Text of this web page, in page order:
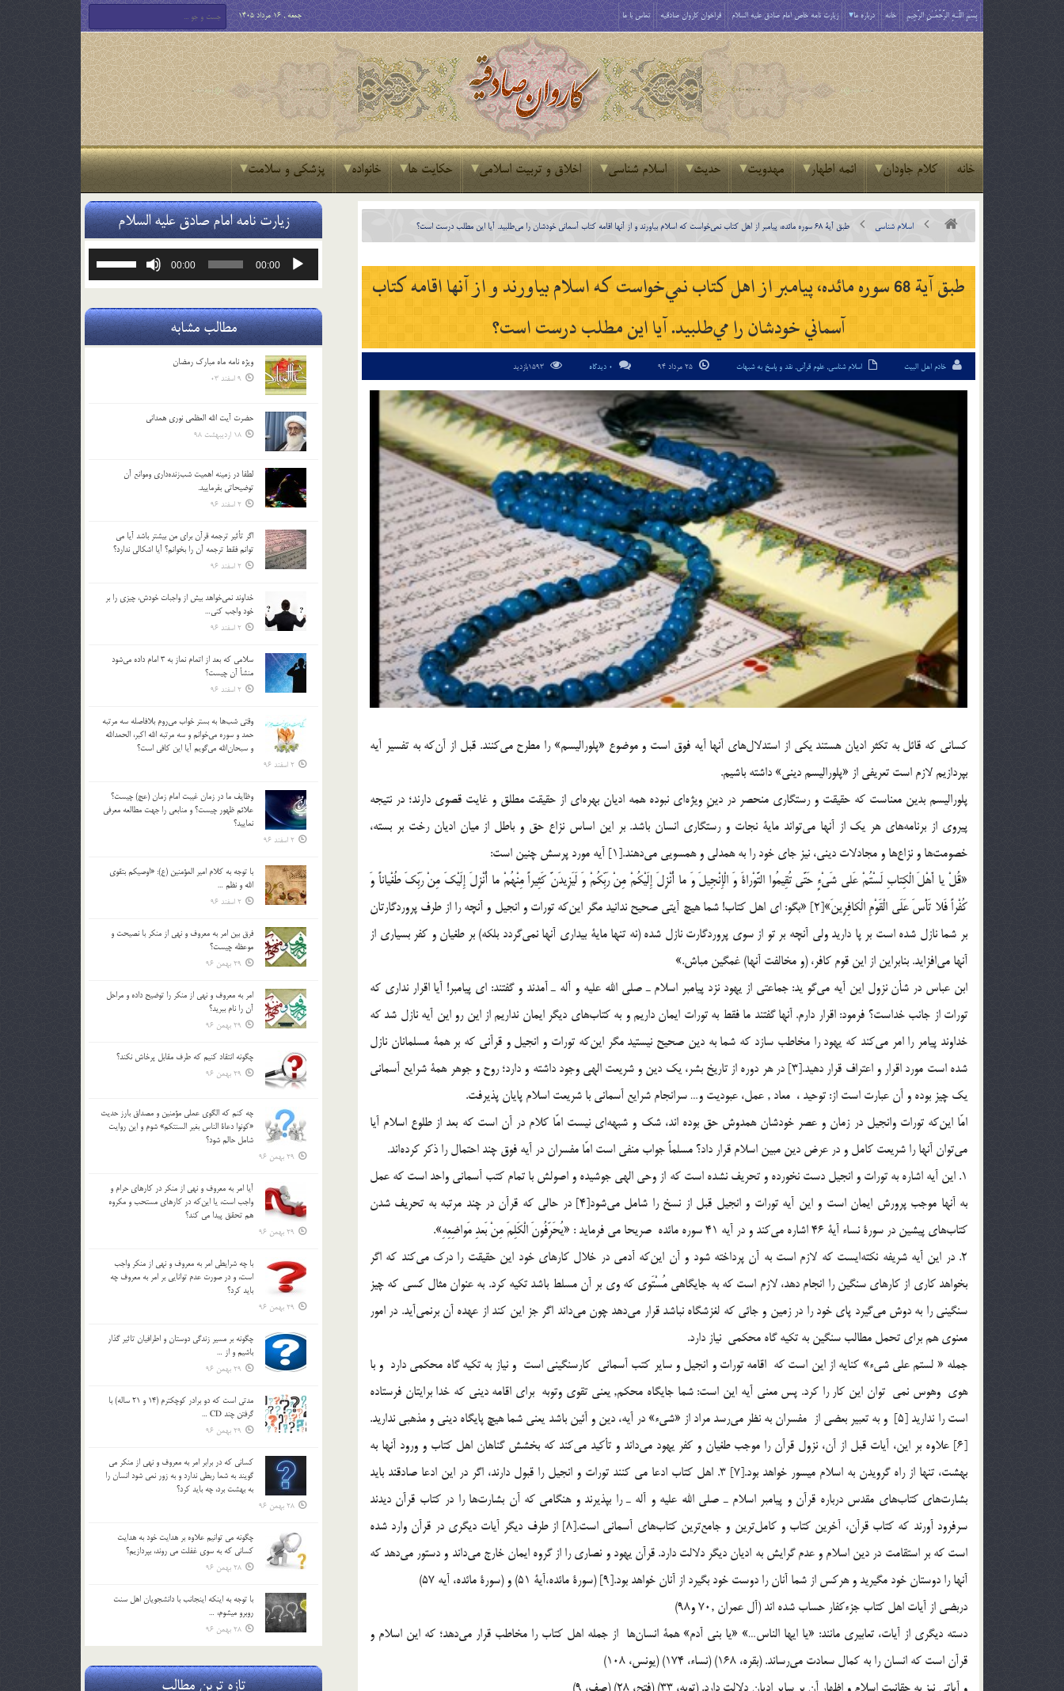
بِسْمِ اللَّـهِ الرَّحْمَـٰنِ الرَّحِيمِ خانه درباره ما زیارت نامه خاص امام صادق علیه السلام فراخوان کاروان صادقیه تماس با ما جمعه , 16 مرداد 1405
خانه کلام جاودان ائمه اطهار مهدویت حدیث اسلام شناسی اخلاق و تربیت اسلامی حکایت ها خانواده پزشکی و سلامت
اسلام شناسی طبق آية 68 سوره مائده، پيامبر از اهل كتاب نمي‌خواست كه اسلام بياورند و از آنها اقامه كتاب آسماني خودشان را مي‌طلبيد. آيا اين مطلب درست است؟
طبق آية 68 سوره مائده، پيامبر از اهل كتاب نمي‌خواست كه اسلام بياورند و از آنها اقامه كتاب
آسماني خودشان را مي‌طلبيد. آيا اين مطلب درست است؟
خادم اهل البیت اسلام شناسی,علوم قرآنی, نقد و پاسخ به شبهات 0 دیدگاه
كساني كه قائل به تكثر اديان هستند يكي از استدلال‌هاي آنها آيه فوق است و موضوع «پلوراليسم» را مطرح مي‌كنند. قبل از آن‌كه به تفسير آيه
بپردازيم لازم است تعريفي از «پلوراليسم ديني» داشته باشيم.
پلوراليسم بدين معناست كه حقيقت و رستگاري منحصر در دينِ ويژه‌اي نبوده همه اديان بهره‌اي از حقيقت مطلق و غايت قصوي دارند؛ در نتيجه
پيروي از برنامه‌هاي هر يك از آنها مي‌تواند ماية نجات و رستگاري انسان باشد. بر اين اساس نزاع حق و باطل از ميان اديان رخت بر بسته،
خصومت‌ها و نزاع‌ها و مجادلات ديني، نيز جاي خود را به همدلي و همسويي مي‌دهند.[1] آيه مورد پرسش چنين است:
«قُلْ يا أَهْلَ الْكِتابِ لَسْتُمْ عَلي شَيْ‏ءٍ حَتَّي تُقِيمُوا التَّوْراةَ وَ الْإِنْجِيلَ وَ ما أُنْزِلَ إِلَيْكُمْ مِنْ رَبِّكُمْ وَ لَيَزِيدَنَّ كَثِيراً مِنْهُمْ ما أُنْزِلَ إِلَيْكَ مِنْ رَبِّكَ طُغْياناً وَ
كُفْراً فَلا تَأْسَ عَلَي الْقَوْمِ الْكافِرِينَ»[2] «بگو: اي اهل كتاب! شما هيچ آيتي صحيح ندانيد مگر اين‌كه تورات و انجيل و آنچه را از طرف پروردگارتان
بر شما نازل شده است بر پا داريد ولي آنچه بر تو از سوي پروردگارت نازل شده (نه تنها ماية بيداري آنها نمي‌گردد بلكه) بر طغيان و كفر بسياري از
آنها مي‌افزايد. بنابراين از اين قوم كافر، (و مخالفت آنها) غمگين مباش.»
ابن عباس در شأن نزول اين آيه مي‌گو يد: جماعتي از يهود نزد پيامبر اسلام ـ صلي الله عليه و آله ـ آمدند و گفتند: اي پيامبر! آيا اقرار نداري كه
تورات از جانب خداست؟ فرمود: اقرار دارم. آنها گفتند ما فقط به تورات ايمان داريم و به كتاب‌هاي ديگر ايمان نداريم از اين رو اين آيه نازل شد كه
خداوند پيامر را امر مي‌كند كه يهود را مخاطب سازد كه شما به دين صحيح نيستيد مگر اين‌كه تورات و انجيل و قرآني كه بر همة مسلمانان نازل
شده است مورد اقرار و اعتراف قرار دهيد.[3] در هر دوره از تاريخ بشر، يك دين و شريعت الهي وجود داشته و دارد؛ روح و جوهر همة شرايع آسماني
يك چيز بوده و آن عبارت است از: توحيد ، معاد , عمل، عبوديت و… سرانجام شرايع آسماني با شريعت اسلام پايان پذيرفت.
امّا اين‌كه تورات وانجيل در زمان و عصر خودشان همدوش حق بوده اند، شك و شبهه‌اي نيست امّا كلام در آن است كه بعد از طلوع اسلام آيا
مي‌توان آنها را شريعت كامل و در عرض دين مبين اسلام قرار داد؟ مسلماً جواب منفي است امّا مفسران در آيه فوق چند احتمال را ذكر كرده‌اند.
1. اين آيه اشاره به تورات و انجيل دست نخورده و تحريف نشده است كه از وحي الهي جوشيده و اصولش با تمام كتب آسماني واحد است كه عمل
به آنها موجب پرورش ايمان است و اين آيه تورات و انجيل قبل از نسخ را شامل مي‌شود[4] در حالي كه قرآن در چند مرتبه به تحريف شدن
كتاب‌هاي پيشين در سورة نساء آية 46 اشاره مي‌كند و در آيه 41 سوره مائده صريحا می فرمايد : «يُحَرِّفُونَ الْكَلِمَ مِنْ بَعدِ مَواضِعِهِ».
2. در اين آيه شريفه نكته‌ايست که لازم است به آن پرداخته شود و آن اين‌كه آدمي در خلال كارهاي خود اين حقيقت را درك مي‌كند كه اگر
بخواهد كاري از كارهاي سنگين را انجام دهد، لازم است كه به جايگاهي مُسْتَوي كه وي بر آن مسلط باشد تكيه كرد. به عنوان مثال كسي كه چيز
سنگيني را به دوش مي‌گيرد پاي خود را در زمين و جائي كه لغزشگاه نباشد قرار مي‌دهد چون مي‌داند اگر جز اين كند از عهده آن برنمي‌آيد. در امور
معنوي هم براي تحمل مطالب سنگين به تكيه گاه محکمی نياز دارد.
جمله « لستم علي شيء» کنايه از اين است كه اقامه تورات و انجيل و ساير كتب آسماني كارسنگيني است و نياز به تكيه گاه محکمي دارد و با
هوي وهوس نمي توان اين كار را كرد. پس معني آيه اين است: شما جايگاه محكم, يعني تقوي وتوبه براي اقامه ديني كه خدا برايتان فرستاده
است را نداريد [5] و به تعبير بعضي از مفسران به نظر مي‌رسد مراد از «شيء» در آيه، دين و آئين باشد يعني شما هيچ پايگاه ديني و مذهبي نداريد.
[6] علاوه بر اين، آيات قبل از آن، نزول قرآن را موجب طغيان و كفر يهود مي‌داند و تأكيد مي‌كند كه بخشش گناهان اهل كتاب و ورود آنها به
بهشت، تنها از راه گرويدن به اسلام ميسور خواهد بود.[7] 3. اهل كتاب ادعا مي کنند تورات و انجيل را قبول دارند، اگر در اين ادعا صادقند بايد
بشارت‌هاي كتاب‌هاي مقدس درباره قرآن و پيامبر اسلام ـ صلي الله عليه و آله ـ را بپذيرند و هنگامي كه آن بشارت‌ها را در كتاب قرآن ديدند
سرفرود آورند كه كتاب قرآن، آخرين كتاب و كامل‌ترين و جامع‌ترين كتاب‌هاي آسماني است.[8] از طرف ديگر آيات ديگري در قرآن وارد شده
است که بر استقامت در دين اسلام و عدم گرايش به اديان ديگر دلالت دارد. قرآن يهود و نصاري را از گروه ايمان خارج مي‌داند و دستور مي‌دهد كه
آنها را دوستان خود مگيريد و هركس از شما آنان را دوست خود بگيرد از آنان خواهد بود.[9] (سورة مائده،‌آية 51) و (سورة مائده، آيه 57)
دربضي از آيات اهل كتاب جزءکفار حساب شده اند (آل عمران ,70 و98)
دسته ديگري از آيات، تعابيري مانند: «يا ايها الناس…» «يا بني آدم» همة انسان‌ها از جمله اهل كتاب را مخاطب قرار مي‌دهد؛ كه اين اسلام و
قرآن است كه انسان را به كمال سعادت مي‌رساند. (بقره، 168) (نساء، 174) (يونس، 108)
زیارت نامه امام صادق علیه السلام
پخش‌کننده
00:00
00:00
یا
صدا
کلیدهای
مطالب مشابه
ویژه نامه ماه مبارک رمضان
9 اسفند 03
حضرت آیت الله العظمی نوری همدانی
18 اردیبهشت 98
لطفا در زمينه اهميت شب‌زنده‌داري وموانع آن
توضيحاتي بفرماييد.
2 اسفند 96
اگر تأثير ترجمه قرآن براي من بيشتر باشد آيا مي
توانم فقط ترجمه آن را بخوانم؟ آيا اشكالي ندارد؟
2 اسفند 96
خداوند نمي‌خواهد بيش از واجبات خودش، چيزي را بر
خود واجب كني…
2 اسفند 96
سلامي كه بعد از اتمام نماز به 3 امام داده مي‌شود
منشأ آن چيست؟
2 اسفند 96
وقتي شب‌ها به بستر خواب مي‌روم بلافاصله سه مرتبه
حمد و سوره مي‌خوانم و سه مرتبه الله اكبر، الحمدالله
و سبحان‌الله مي‌گويم آيا اين كافي است؟
2 اسفند 96
وظايف ما در زمان غيبت امام زمان (عج) چيست؟
علائم ظهور چيست؟ و منابعي را جهت مطالعه معرفي
نماييد؟
2 اسفند 96
با توجه به كلام امير المؤمنين (ع): «اوصيكم بتقوي
الله و نظم …
2 اسفند 96
فرق بين امر به معروف و نهي از منكر با نصيحت و
موعظه چيست؟
29 بهمن 96
امر به معروف و نهي از منكر را توضيح داده و مراحل
آن را نام ببريد؟
29 بهمن 96
چگونه انتقاد كنيم كه طرف مقابل پرخاش نكند؟
29 بهمن 96
چه كنم كه الگوي عملي مؤمنين و مصداق بارز حديث
«كونوا دعاة الناس بغير السنتكم» شوم و اين روايت
شامل حالم شود؟
29 بهمن 96
آيا امر به معروف و نهي از منكر در كارهاي حرام و
واجب است، يا اين‌كه در كارهاي مستحب و مكروه
هم تحقق پيدا مي كند؟
29 بهمن 96
با چه شرايطي امر به معروف و نهي از منکر واجب
است، و در صورت عدم توانايي بر امر به معروف چه
بايد کرد؟
29 بهمن 96
چگونه بر مسير زندگي دوستان و اطرافيان تاثير گذار
باشيم و از …
29 بهمن 96
مدتي است كه دو برادر كوچكترم (14 و 21 ساله) با
گرفتن چند CD …
29 بهمن 96
كساني كه در برابر امر به معروف و نهي از منكر مي
گويند به شما ربطي ندارد و به زور نمي شود انسان را
به بهشت برد، چه بايد كرد؟
28 بهمن 96
چگونه مي توانيم علاوه بر هدايت خود به هدايت
كساني كه به سوي غفلت مي روند، بپردازيم؟
28 بهمن 96
با توجه به اينكه اينجانب با دانشجويان اهل سنت
روبرو مي‎شوم، …
28 بهمن 96
تازه ترین مطالب